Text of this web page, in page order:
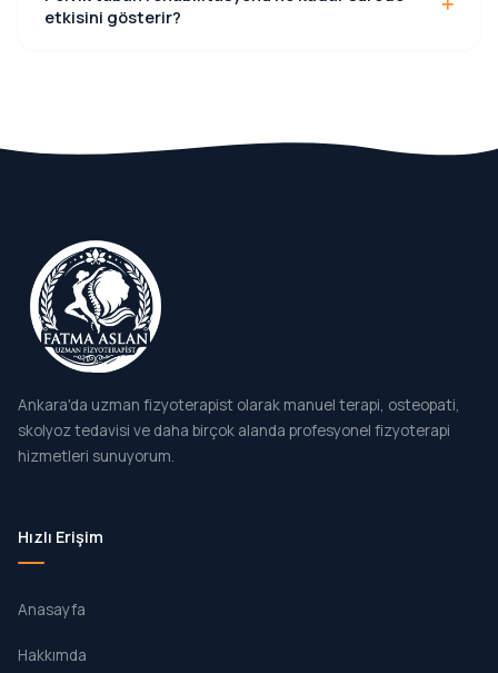
zayıflamasına neden olabilir.
etkisini gösterir?
Ankara'da uzman fizyoterapist olarak manuel terapi, osteopati,
skolyoz tedavisi ve daha birçok alanda profesyonel fizyoterapi
hizmetleri sunuyorum.
Hızlı Erişim
Anasayfa
Hakkımda